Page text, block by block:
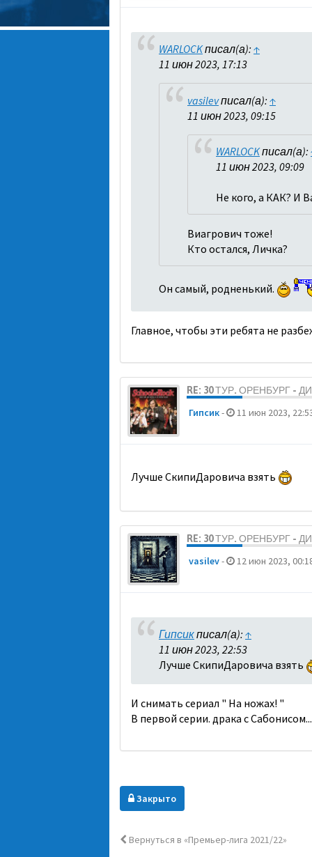
WARLOCKписал(а): ↑
11 июн 2023, 17:13
vasilevписал(а): ↑
11 июн 2023, 09:15
WARLOCKписал(а):
11 июн 2023, 09:09
Не кого, а КАК? И
Виагрович тоже!
Кто остался, Личка?
Он самый, родненький.
Главное, чтобы эти ребята не
RE: 30 ТУР. ОРЕНБУРГ -
Гипсик- 11 июн 2023,
Лучше СкипиДаровича взять
RE: 30 ТУР. ОРЕНБУРГ -
vasilev- 12 июн 2023,
Гипсикписал(а): ↑
11 июн 2023, 22:53
Лучше СкипиДаровича взять
И снимать сериал " На ножах! "
В первой серии. драка с Сабонисом...
Закрыто
Вернуться в «Премьер-лига 2021/22»